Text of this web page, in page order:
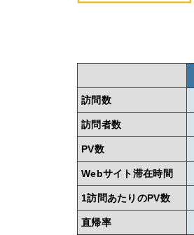
訪問数
訪問者数
PV数
Webサイト滞在時間
1訪問あたりのPV数
直帰率